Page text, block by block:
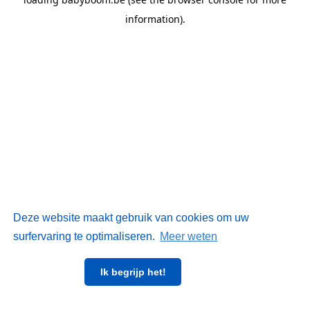
Deze website maakt gebruik van cookies om uw
surfervaring te optimaliseren. Meer weten
Ik begrijp het!
information).